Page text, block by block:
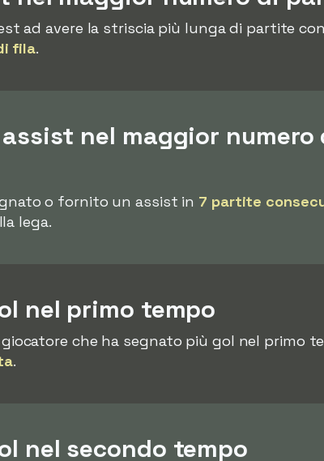
ad avere la striscia più lunga di partite
fila.
nel maggior
o fornito un assist in 7 partite
lega.
nel primo tempo
giocatore che ha segnato più gol nel primo
.
nel secondo tempo